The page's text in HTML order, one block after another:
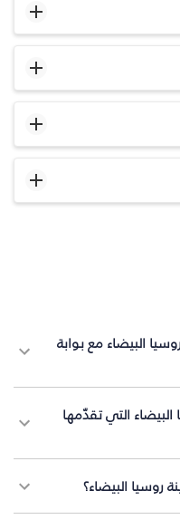
البيضاء مع بوابة
التي تقدّمها
روسيا البيضاء؟